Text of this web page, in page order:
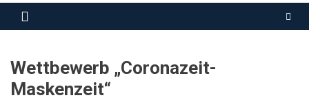
Wettbewerb „Coronazeit-
Maskenzeit“